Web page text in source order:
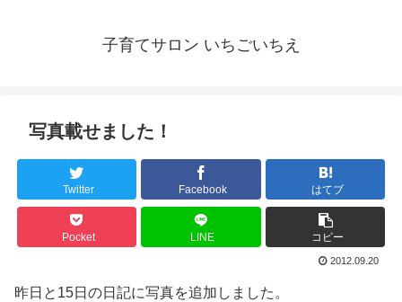
子育てサロン いちごいちえ
写真載せました！
Twitter Facebook はてブ
Pocket LINE コピー
2012.09.20
昨日と15日の日記に写真を追加しました。